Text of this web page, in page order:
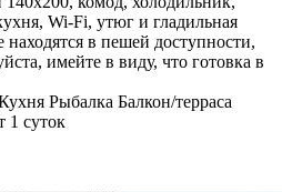
Wi-Fi, утюг и гладильная
в пешей доступности,
имейте в виду, что готовка в
Рыбалка Балкон/терраса
1 суток